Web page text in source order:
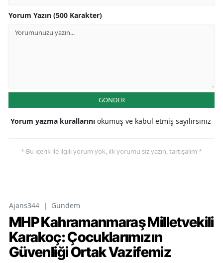
Yorum Yazın (500 Karakter)
GÖNDER
Yorum yazma kurallarını okumuş ve kabul etmiş sayılırsınız
* Bu içerik ile ilgili yorum yok, ilk yorumu siz yazın, tartışalım *
Ajans344 | Gündem
MHP Kahramanmaraş Milletvekili
Karakoç: Çocuklarımızın
Güvenliği Ortak Vazifemiz